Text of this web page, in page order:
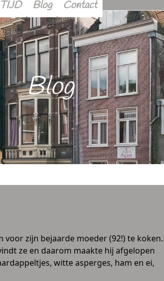
TIJD Blog Contact
Blog
zijn bejaarde moeder (92!) te koken.
ze en daarom maakte hij afgelopen
witte asperges, ham en ei,